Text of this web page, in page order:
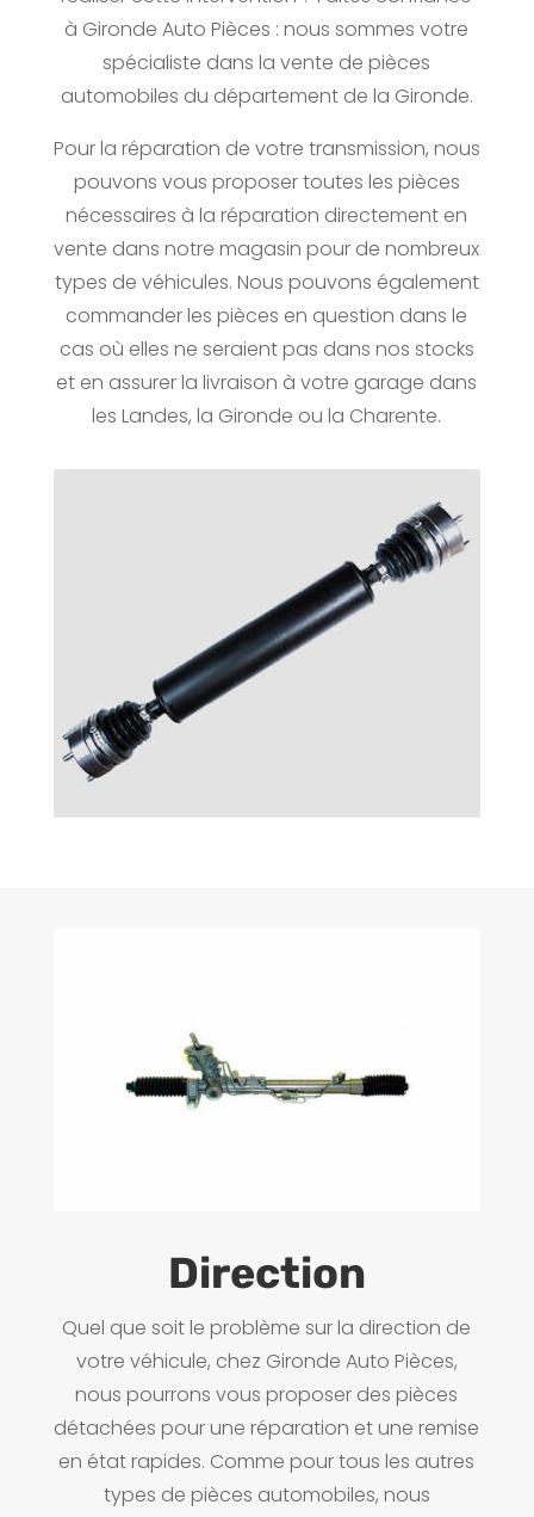
à Gironde Auto Pièces : nous sommes votre
spécialiste dans la vente de pièces
automobiles du département de la Gironde.
Pour la réparation de votre transmission, nous
pouvons vous proposer toutes les pièces
nécessaires à la réparation directement en
vente dans notre magasin pour de nombreux
types de véhicules. Nous pouvons également
commander les pièces en question dans le
cas où elles ne seraient pas dans nos stocks
et en assurer la livraison à votre garage dans
les Landes, la Gironde ou la Charente.
Direction
Quel que soit le problème sur la direction de
votre véhicule, chez Gironde Auto Pièces,
nous pourrons vous proposer des pièces
détachées pour une réparation et une remise
en état rapides. Comme pour tous les autres
types de pièces automobiles, nous